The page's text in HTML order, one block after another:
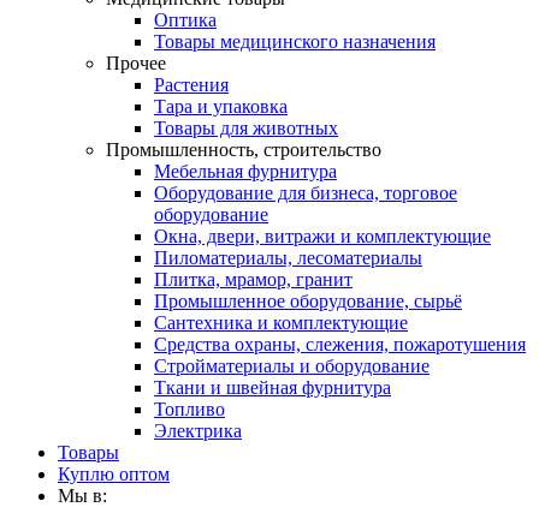
Оптика
Товары медицинского назначения
Прочее
Растения
Тара и упаковка
Товары для животных
Промышленность, строительство
Мебельная фурнитура
Оборудование для бизнеса, торговое
оборудование
Окна, двери, витражи и комплектующие
Пиломатериалы, лесоматериалы
Плитка, мрамор, гранит
Промышленное оборудование, сырьё
Сантехника и комплектующие
Средства охраны, слежения, пожаротушения
Стройматериалы и оборудование
Ткани и швейная фурнитура
Топливо
Электрика
Товары
Куплю оптом
Мы в: